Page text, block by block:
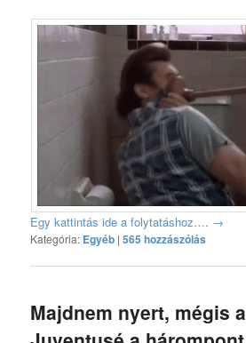
Egy kattintás ide a folytatáshoz…. →
Kategória: Egyéb |565 hozzászólás
Majdnem nyert, mégis a